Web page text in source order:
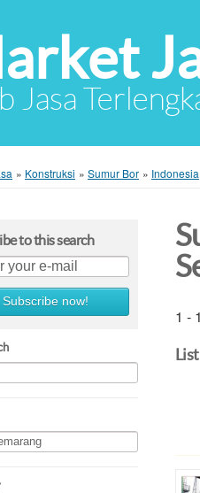
Jasa
» Konstruksi » Sumur Bor » Indonesia
to this search
Subscribe now!
1 -